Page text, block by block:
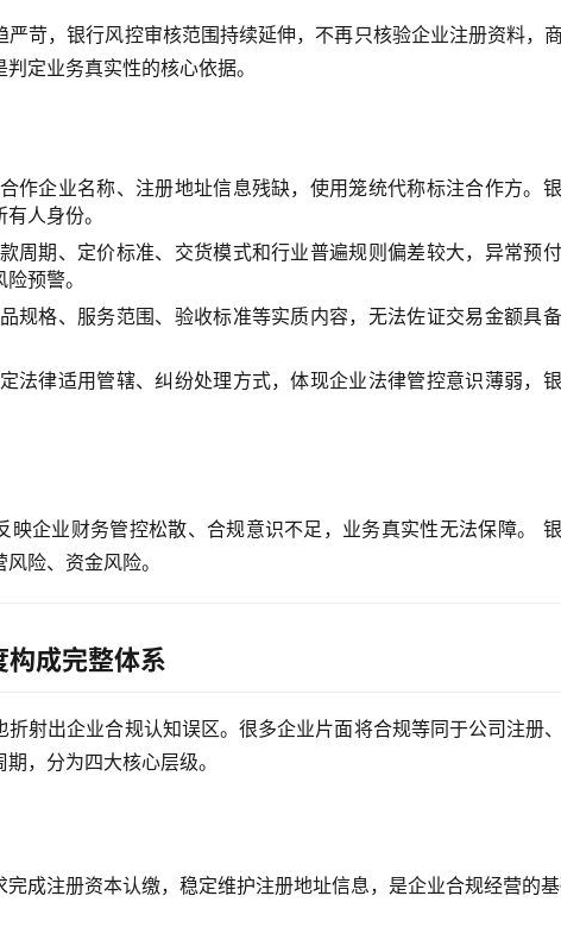
严苛，银行风控审核范围持续延伸，不再只核验企业注册资料，
定业务真实性的核心依据。
作企业名称、注册地址信息残缺，使用笼统代称标注合作方。
人身份。
周期、定价标准、交货模式和行业普遍规则偏差较大，异常预
预警。
规格、服务范围、验收标准等实质内容，无法佐证交易金额具
法律适用管辖、纠纷处理方式，体现企业法律管控意识薄弱，
映企业财务管控松散、合规意识不足，业务真实性无法保障。
险、资金风险。
构成完整体系
射出企业合规认知误区。很多企业片面将合规等同于公司注册
，分为四大核心层级。
成注册资本认缴，稳定维护注册地址信息，是企业合规经营的基